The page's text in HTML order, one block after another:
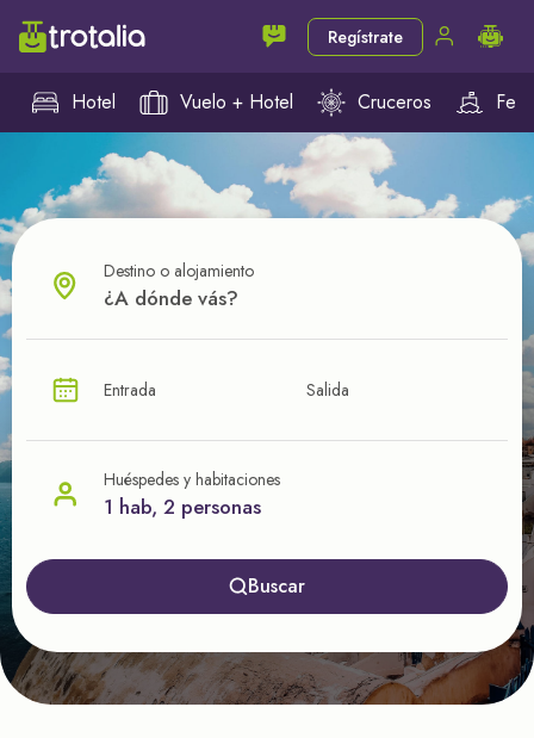
Regístrate
Hotel Vuelo + Hotel Cruceros
¿CUÁL VA A SER TU PRÓXIMO TROTE?
nuestras ofertas
Destino o alojamiento
Entrada Salida
Huéspedes y habitaciones
1 hab, 2 personas
Buscar